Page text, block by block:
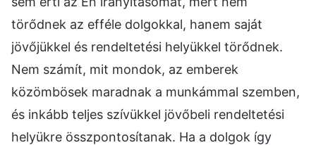
törődnek az efféle dolgokkal, hanem saját
jövőjükkel és rendeltetési helyükkel törődnek.
Nem számít, mit mondok, az emberek
közömbösek maradnak a munkámmal szemben,
és inkább teljes szívükkel jövőbeli rendeltetési
helyükre összpontosítanak. Ha a dolgok így